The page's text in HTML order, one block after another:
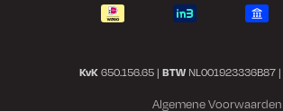
KvK 650.156.65 | BTW NL001923336B87 |
Algemene Voorwaarden